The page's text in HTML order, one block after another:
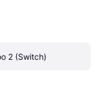
2 (Switch)